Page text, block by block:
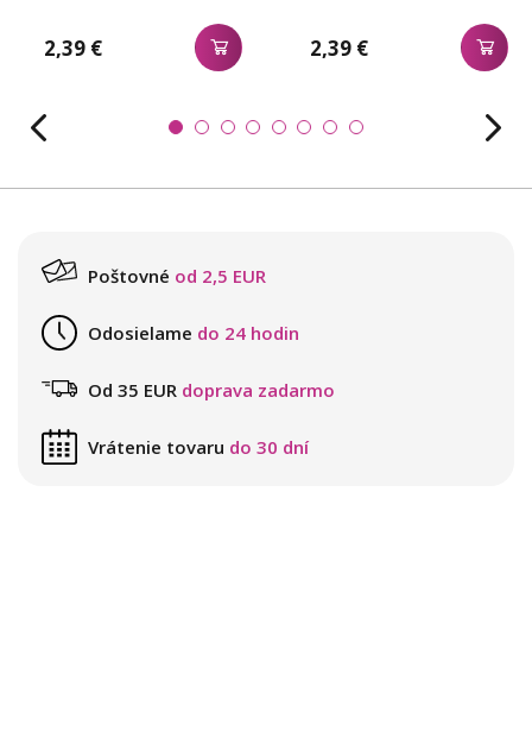
2,39 € 2,39 €
Poštovné od 2,5 EUR
Odosielame do 24 hodin
Od 35 EUR doprava zadarmo
Vrátenie tovaru do 30 dní